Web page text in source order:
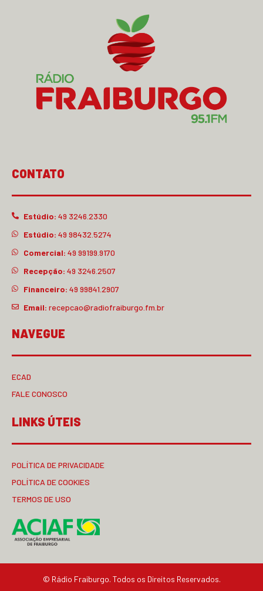
CONTATO
Estúdio: 49 3246.2330
Estúdio: 49 98432.5274
Comercial: 49 99199.9170
Recepção: 49 3246.2507
Financeiro: 49 99841.2907
Email: recepcao@radiofraiburgo.fm.br
NAVEGUE
ECAD
FALE CONOSCO
LINKS ÚTEIS
POLÍTICA DE PRIVACIDADE
POLÍTICA DE COOKIES
TERMOS DE USO
© Rádio Fraiburgo. Todos os Direitos Reservados.